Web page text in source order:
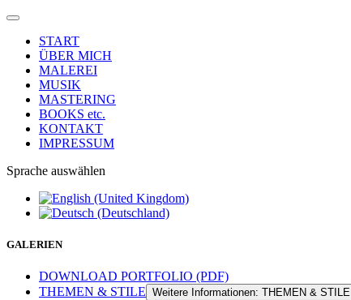
START
ÜBER MICH
MALEREI
MUSIK
MASTERING
BOOKS etc.
KONTAKT
IMPRESSUM
Sprache auswählen
GALERIEN
DOWNLOAD PORTFOLIO (PDF)
THEMEN & STILE Weitere Informationen: THEMEN & STILE